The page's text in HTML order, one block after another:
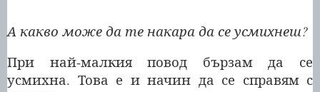
А какво може да те накара да се усмихнеш?
При най-малкия повод бързам да се
усмихна. Това е и начин да се справям с